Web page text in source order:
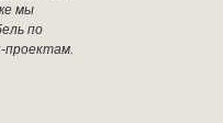
мы
по
проектам.